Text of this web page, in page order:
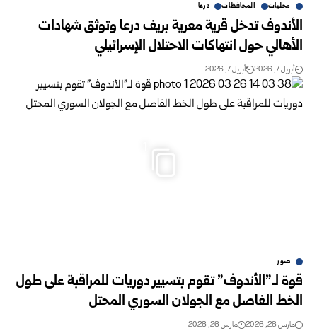
محليات المحافظات درعا
الأندوف تدخل قرية معرية بريف درعا وتوثق شهادات
الأهالي حول انتهاكات الاحتلال الإسرائيلي
أبريل 7, 2026 أبريل 7, 2026
صور
قوة لـ”الأندوف” تقوم بتسيير دوريات للمراقبة على طول
الخط الفاصل مع الجولان السوري المحتل
مارس 26, 2026 مارس 26, 2026